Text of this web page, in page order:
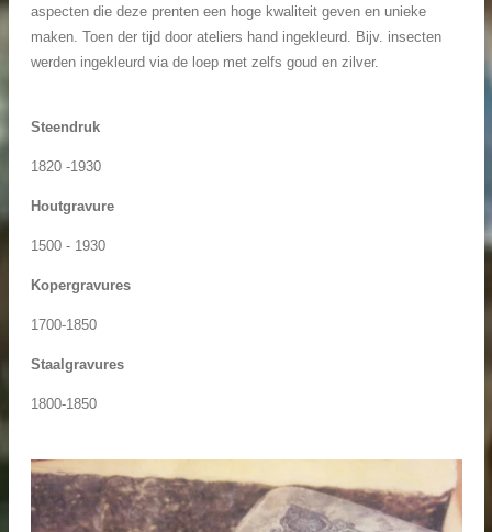
aspecten die deze prenten een hoge kwaliteit geven en unieke
maken. Toen der tijd door ateliers hand ingekleurd. Bijv. insecten
werden ingekleurd via de loep met zelfs goud en zilver.
Steendruk
1820 -1930
Houtgravure
1500 - 1930
Kopergravures
1700-1850
Staalgravures
1800-1850